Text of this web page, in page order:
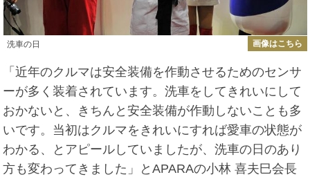
洗車の日 画像はこちら
「近年のクルマは安全装備を作動させるためのセンサ
ーが多く装着されています。洗車をしてきれいにして
おかないと、きちんと安全装備が作動しないことも多
いです。当初はクルマをきれいにすれば愛車の状態が
わかる、とアピールしていましたが、洗車の日のあり
方も変わってきました」とAPARAの小林 喜夫巳会長